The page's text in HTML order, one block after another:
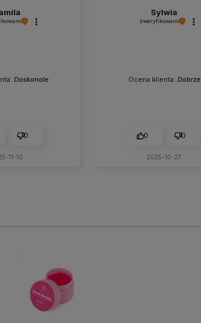
Doskonale
0
11-10
Sylwia
zweryfikowano
Ocena klienta: Dobrze
0 0
2025-10-27